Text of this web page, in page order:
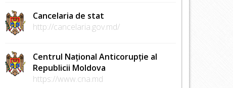
Cancelaria de stat
http://cancelaria.gov.md/
Centrul Național Anticorupție al
Republicii Moldova
https://www.cna.md